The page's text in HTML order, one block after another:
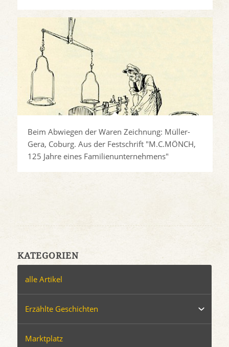
Beim Abwiegen der Waren Zeichnung: Müller-
Gera, Coburg. Aus der Festschrift "M.C.MÖNCH,
125 Jahre eines Familienunternehmens"
KATEGORIEN
alle Artikel
Erzählte Geschichten
Marktplatz